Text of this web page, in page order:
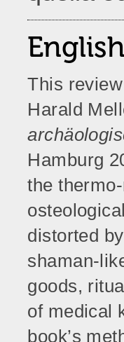
This
Harald
Hamburg
the
distorted
shaman-
goods,
of medical
book’s